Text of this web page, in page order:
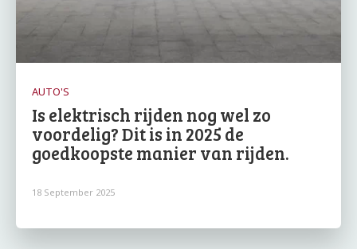
AUTO'S
Is elektrisch rijden nog wel zo
voordelig? Dit is in 2025 de
goedkoopste manier van rijden.
18 September 2025